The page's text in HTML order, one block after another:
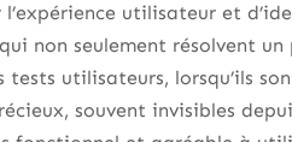
utilisateur et
non seulement résolvent
utilisateurs, lorsqu’ils
souvent invisibles